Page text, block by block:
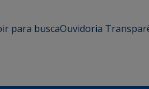
ir para buscaOuvidoria